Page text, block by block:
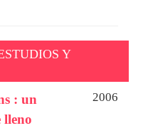
Y
: un
lleno
2006